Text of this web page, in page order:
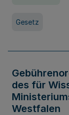
Gesetz
des für
Westfalen